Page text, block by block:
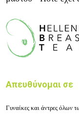
Απευθύνομαι σε
Γυναίκες και άντρες όλων